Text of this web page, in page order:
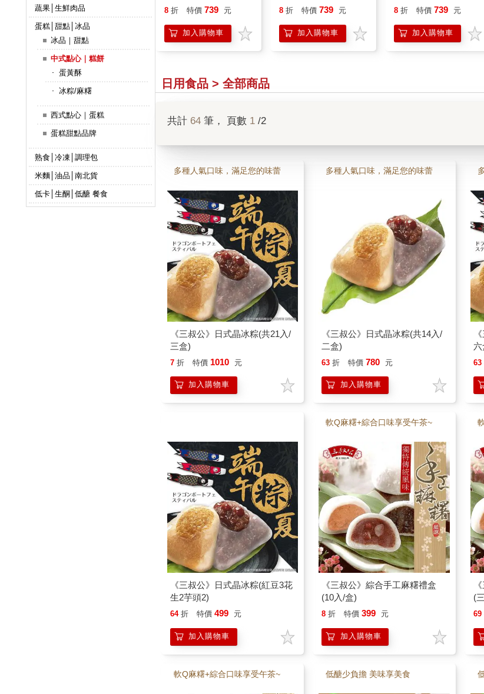
蔬果│生鮮肉品
蛋糕│甜點│冰品
冰品｜甜點
中式點心｜糕餅
蛋黃酥
冰粽/麻糬
西式點心｜蛋糕
蛋糕甜點品牌
熟食│冷凍│調理包
米麵│油品│南北貨
低卡│生酮│低醣 餐食
－百卡低醣紅玉相思酥
8 折 特價 739 元
加入購物車
－百卡低醣紅玉相思酥
8 折 特價 739 元
加入購物車
－百卡低醣香玉白柚酥
8 折 特價 739 元
加入購物車
日用食品 > 全部商品
共計 64 筆， 頁數 1 /2
多種人氣口味，滿足您的味蕾
《三叔公》日式晶冰粽(共21入/
三盒)
7 折 特價 1010 元
加入購物車
多種人氣口味，滿足您的味蕾
《三叔公》日式晶冰粽(共14入/
二盒)
63 折 特價 780 元
加入購物車
六
63
《三叔公》日式晶冰粽(紅豆3花
生2芋頭2)
64 折 特價 499 元
加入購物車
軟Q麻糬+綜合口味享受午茶~
《三叔公》綜合手工麻糬禮盒
(10入/盒)
8 折 特價 399 元
加入購物車
(
69
軟Q麻糬+綜合口味享受午茶~ 低醣少負擔 美味享美食